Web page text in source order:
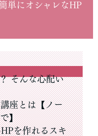
単にオシャレなHP
そんな心配い
座とは【ノー
】
を作れるスキ